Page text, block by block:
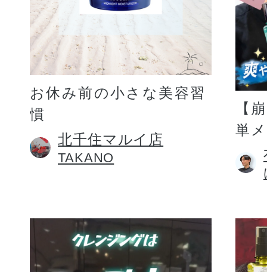
お休み前の小さな美容習
慣
北千住マルイ店
TAKANO
【
単